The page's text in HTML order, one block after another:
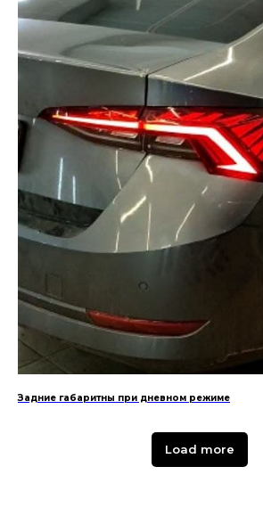
Задние габаритны при дневном режиме
Load more